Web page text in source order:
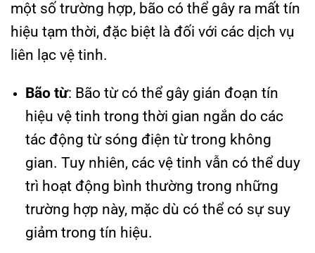
một số trường hợp, bão có thể gây ra mất tín
hiệu tạm thời, đặc biệt là đối với các dịch vụ
liên lạc vệ tinh.
Bão từ: Bão từ có thể gây gián đoạn tín
hiệu vệ tinh trong thời gian ngắn do các
tác động từ sóng điện từ trong không
gian. Tuy nhiên, các vệ tinh vẫn có thể duy
trì hoạt động bình thường trong những
trường hợp này, mặc dù có thể có sự suy
giảm trong tín hiệu.